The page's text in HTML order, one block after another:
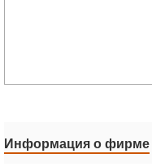
Информация о фирме